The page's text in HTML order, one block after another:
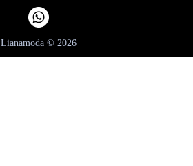
Lianamoda © 2026